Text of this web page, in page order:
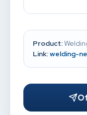
Product:
Link:welding-